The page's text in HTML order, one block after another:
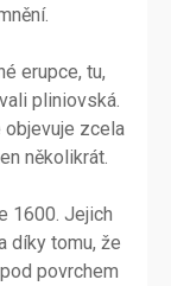
erupce, tu,
pliniovská.
objevuje zcela
několikrát.
1600. Jejich
díky tomu, že
povrchem